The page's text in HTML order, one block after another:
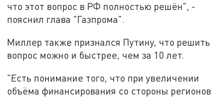
что этот вопрос в РФ полностью решён", -
пояснил глава "Газпрома".
Миллер также признался Путину, что решить
вопрос можно и быстрее, чем за 10 лет.
"Есть понимание того, что при увеличении
объёма финансирования со стороны регионов